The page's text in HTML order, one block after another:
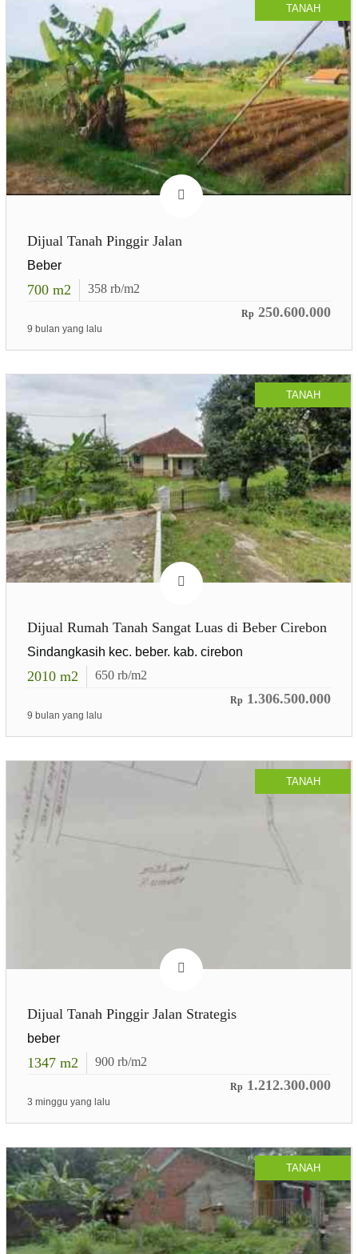
TANAH
Dijual Tanah Pinggir Jalan
Beber
700 m2 358 rb/m2
Rp 250.600.000
9 bulan yang lalu
TANAH
Dijual Rumah Tanah Sangat Luas di Beber Cirebon
Sindangkasih kec. beber. kab. cirebon
2010 m2 650 rb/m2
Rp 1.306.500.000
9 bulan yang lalu
TANAH
Dijual Tanah Pinggir Jalan Strategis
beber
1347 m2 900 rb/m2
Rp 1.212.300.000
3 minggu yang lalu
TANAH